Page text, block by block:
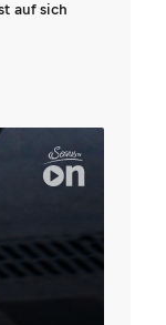
auf sich